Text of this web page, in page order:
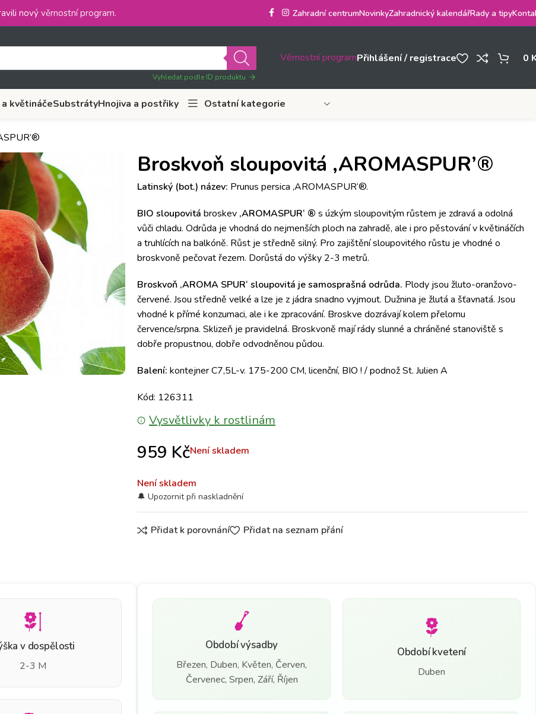
nový věrnostní program. Zahradní centrumNovinkyZahradnický kalendářRady a tipy
Vyhledat podle ID produktu
Věrnostní programPřihlášení / registrace 0
květináčeSubstrátyHnojiva a postřiky Ostatní kategorie
Broskvoň sloupovitá ‚AROMASPUR’®
Latinský (bot.) název: Prunus persica ‚AROMASPUR‘®.
BIO sloupovitá broskev ‚AROMASPUR‘ ® s úzkým sloupovitým růstem je zdravá a odolná
vůči chladu. Odrůda je vhodná do nejmenších ploch na zahradě, ale i pro pěstování v květináčích
a truhlících na balkóně. Růst je středně silný. Pro zajištění sloupovitého růstu je vhodné o
broskvoně pečovat řezem. Dorůstá do výšky 2-3 metrů.
Broskvoň ‚AROMA SPUR‘ sloupovitá je samosprašná odrůda. Plody jsou žluto-oranžovo-
červené. Jsou středně velké a lze je z jádra snadno vyjmout. Dužnina je žlutá a šťavnatá. Jsou
vhodné k přímé konzumaci, ale i ke zpracování. Broskve dozrávají kolem přelomu
července/srpna. Sklizeň je pravidelná. Broskvoně mají rády slunné a chráněné stanoviště s
dobře propustnou, dobře odvodněnou půdou.
Balení: kontejner C7,5L-v. 175-200 CM, licenční, BIO ! / podnož St. Julien A
Kód: 126311
Vysvětlivky k rostlinám
959 KčNení skladem
Není skladem
Přidat k porovnání Přidat na seznam přání
v dospělosti
2-3 M
Období výsadby
Březen, Duben, Květen, Červen,
Červenec, Srpen, Září, Říjen
Období kvetení
Duben